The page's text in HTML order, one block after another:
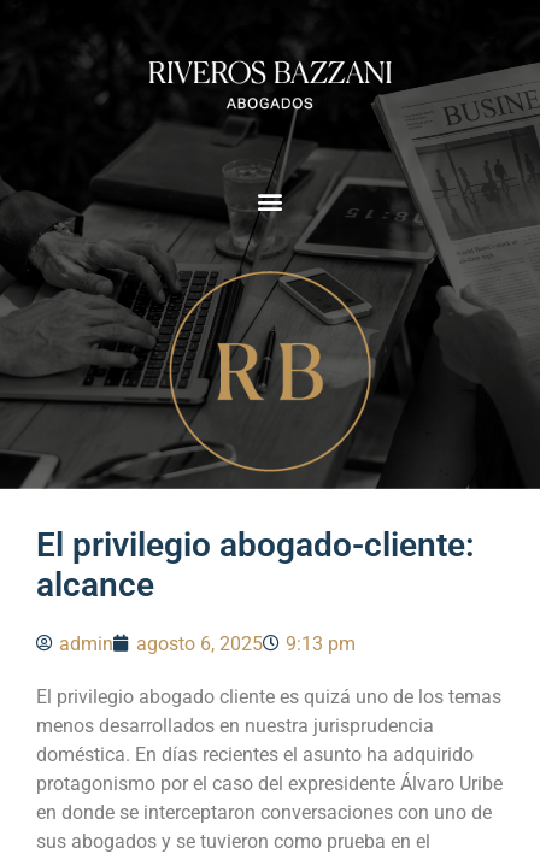
El privilegio abogado-cliente:
alcance
admin agosto 6, 2025 9:13 pm
El privilegio abogado cliente es quizá uno de los temas
menos desarrollados en nuestra jurisprudencia
doméstica. En días recientes el asunto ha adquirido
protagonismo por el caso del expresidente Álvaro Uribe
en donde se interceptaron conversaciones con uno de
sus abogados y se tuvieron como prueba en el